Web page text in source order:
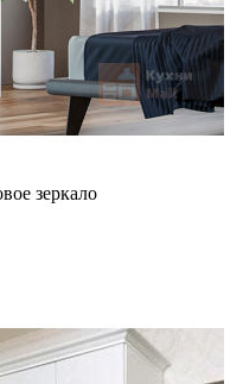
зеркало